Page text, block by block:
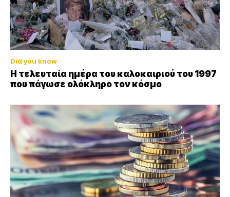
Did you know
Η τελευταία ημέρα του καλοκαιριού του 1997
που πάγωσε ολόκληρο τον κόσμο